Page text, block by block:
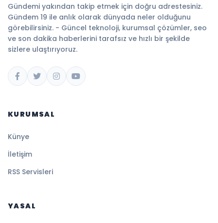
Gündemi yakından takip etmek için doğru adrestesiniz.
Gündem 19 ile anlık olarak dünyada neler olduğunu
görebilirsiniz. - Güncel teknoloji, kurumsal çözümler, seo
ve son dakika haberlerini tarafsız ve hızlı bir şekilde
sizlere ulaştırıyoruz.
KURUMSAL
Künye
İletişim
RSS Servisleri
YASAL